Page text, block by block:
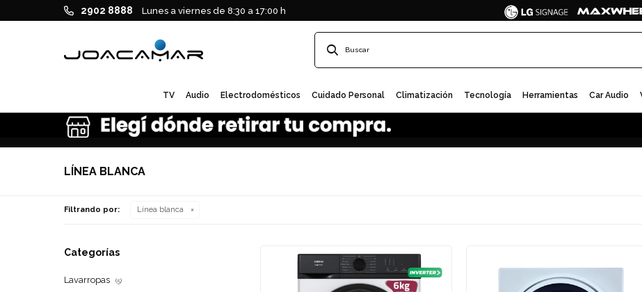
TV Audio Electrodomésticos Cuidado Personal Climatización Tecnología Herramientas Car Audio
2902 8888 Lunes a viernes de 8:30 a 17:00 h
LÍNEA BLANCA
Filtrando por: Línea blanca
Categorías
Lavarropas (5)